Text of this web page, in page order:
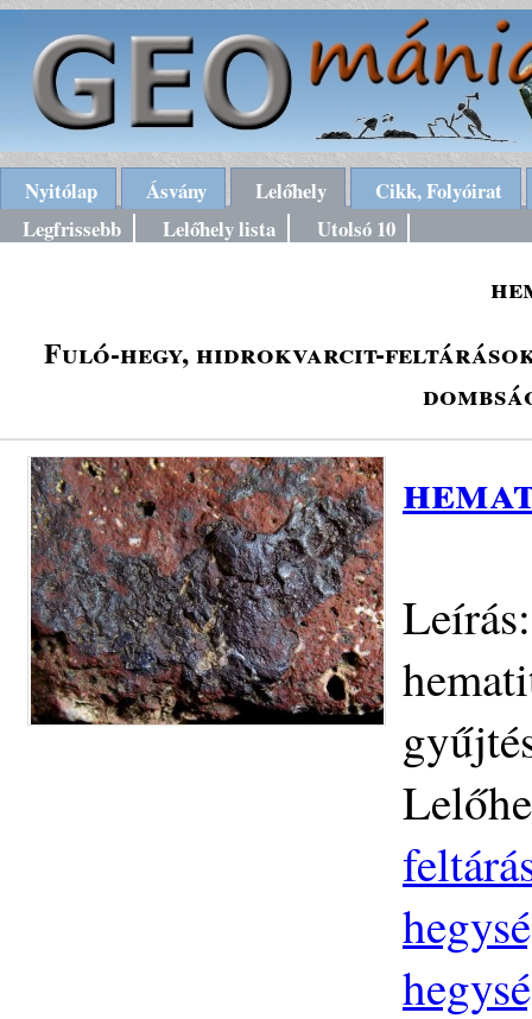
Nyitólap Ásvány Lelőhely
Cikk, Folyóirat
Legfrissebb
Lelőhely lista Utolsó 10
Fuló-hegy, hidrokvarcit-feltárások,